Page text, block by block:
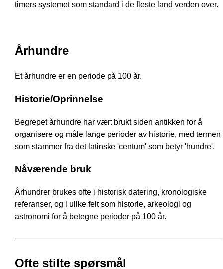
timers systemet som standard i de fleste land verden over.
Århundre
Et århundre er en periode på 100 år.
Historie/Oprinnelse
Begrepet århundre har vært brukt siden antikken for å
organisere og måle lange perioder av historie, med termen
som stammer fra det latinske 'centum' som betyr 'hundre'.
Nåværende bruk
Århundrer brukes ofte i historisk datering, kronologiske
referanser, og i ulike felt som historie, arkeologi og
astronomi for å betegne perioder på 100 år.
Ofte stilte spørsmål